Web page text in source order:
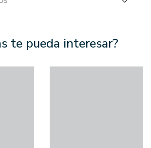
te pueda interesar?